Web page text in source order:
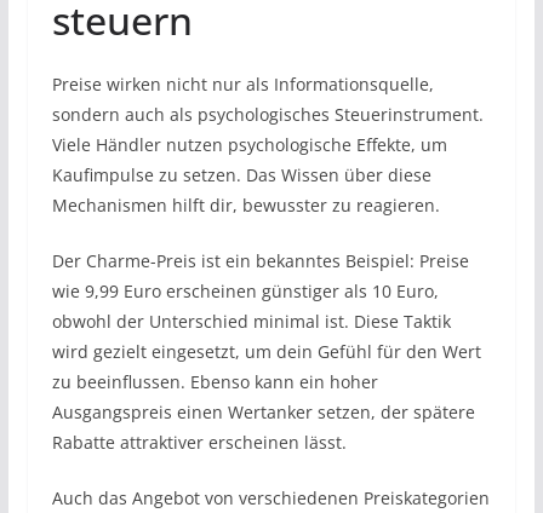
steuern
Preise wirken nicht nur als Informationsquelle,
sondern auch als psychologisches Steuerinstrument.
Viele Händler nutzen psychologische Effekte, um
Kaufimpulse zu setzen. Das Wissen über diese
Mechanismen hilft dir, bewusster zu reagieren.
Der Charme-Preis ist ein bekanntes Beispiel: Preise
wie 9,99 Euro erscheinen günstiger als 10 Euro,
obwohl der Unterschied minimal ist. Diese Taktik
wird gezielt eingesetzt, um dein Gefühl für den Wert
zu beeinflussen. Ebenso kann ein hoher
Ausgangspreis einen Wertanker setzen, der spätere
Rabatte attraktiver erscheinen lässt.
Auch das Angebot von verschiedenen Preiskategorien